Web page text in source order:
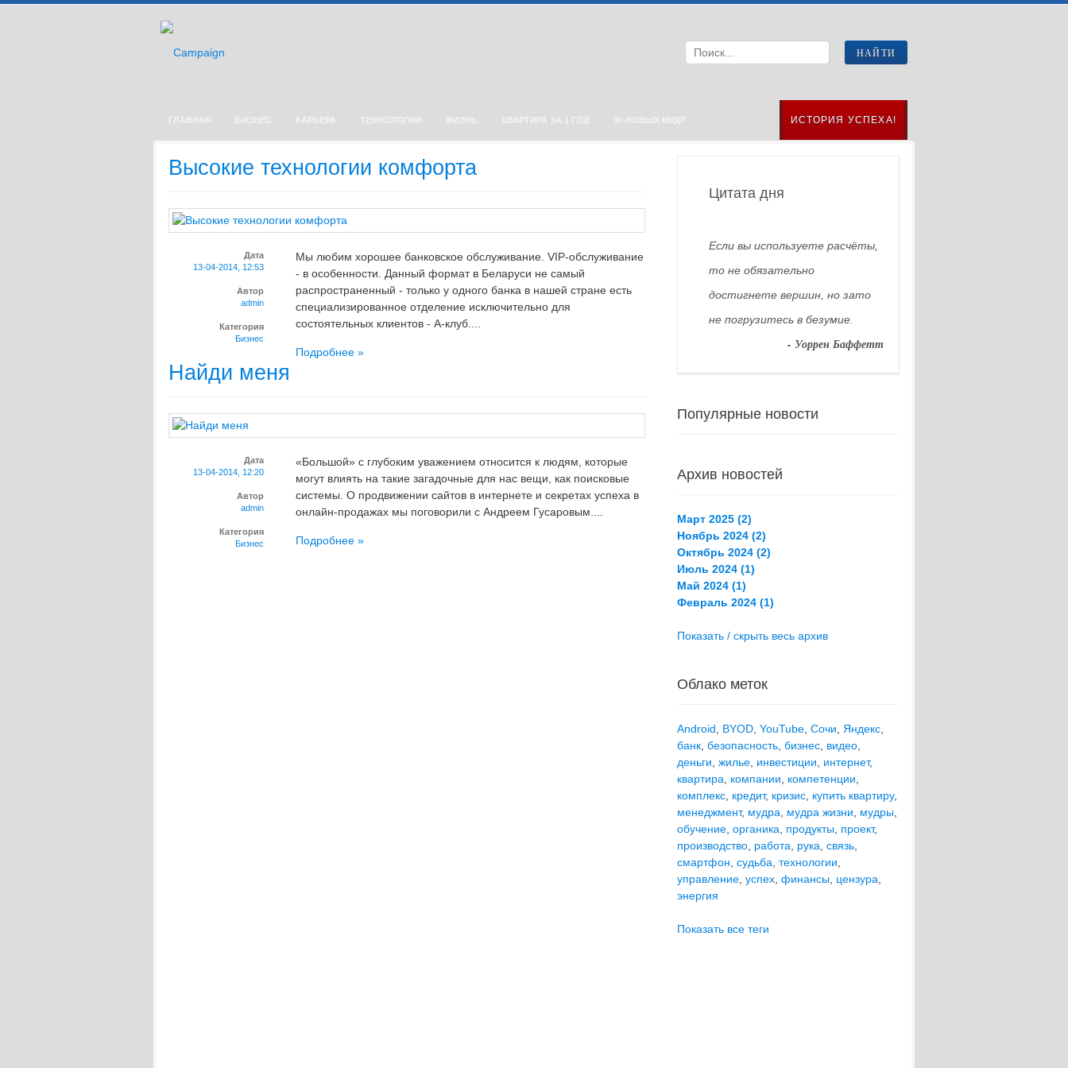
ГЛАВНАЯ БИЗНЕС КАРЬЕРА ТЕХНОЛОГИИ ЖИЗНЬ КВАРТИРА ЗА 1 ГОД 30 НОВЫХ МУДР ИСТОРИЯ УСПЕХА!
Высокие технологии комфорта
Дата
13-04-2014, 12:53
Автор
admin
Категория
Бизнес
Мы любим хорошее банковское обслуживание. VIP-обслуживание
- в особенности. Данный формат в Беларуси не самый
распространенный - только у одного банка в нашей стране есть
специализированное отделение исключительно для
состоятельных клиентов - A-клуб....
Подробнее »
Найди меня
Дата
13-04-2014, 12:20
Автор
admin
Категория
Бизнес
«Большой» с глубоким уважением относится к людям, которые
могут влиять на такие загадочные для нас вещи, как поисковые
системы. О продвижении сайтов в интернете и секретах успеха в
онлайн-продажах мы поговорили с Андреем Гусаровым....
Подробнее »
Цитата дня
Если вы используете расчёты,
то не обязательно
достигнете вершин, но зато
не погрузитесь в безумие.
- Уоррен Баффетт
Популярные новости
Архив новостей
Март 2025 (2)
Ноябрь 2024 (2)
Октябрь 2024 (2)
Июль 2024 (1)
Май 2024 (1)
Февраль 2024 (1)
Показать / скрыть весь архив
Облако меток
Android BYOD YouTube Сочи Яндекс
банк безопасность бизнес видео
деньги жилье инвестиции интернет,
квартира
компании компетенции
комплекс кредит, кризис купить квартиру,
менеджмент, мудра мудра жизни мудры
обучение органика продукты проект,
производство работа рука связь
смартфон судьба технологии
управление успех финансы цензура
энергия
Показать все теги